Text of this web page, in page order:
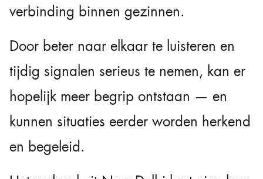
verbinding binnen gezinnen.
Door beter naar elkaar te luisteren en
tijdig signalen serieus te nemen, kan er
hopelijk meer begrip ontstaan — en
kunnen situaties eerder worden herkend
en begeleid.